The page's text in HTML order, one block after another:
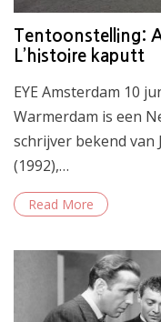
Tentoonstelling:
L’histoire kaputt
EYE Amsterdam 10
Warmerdam is een
schrijver bekend van
(1992),…
Read More